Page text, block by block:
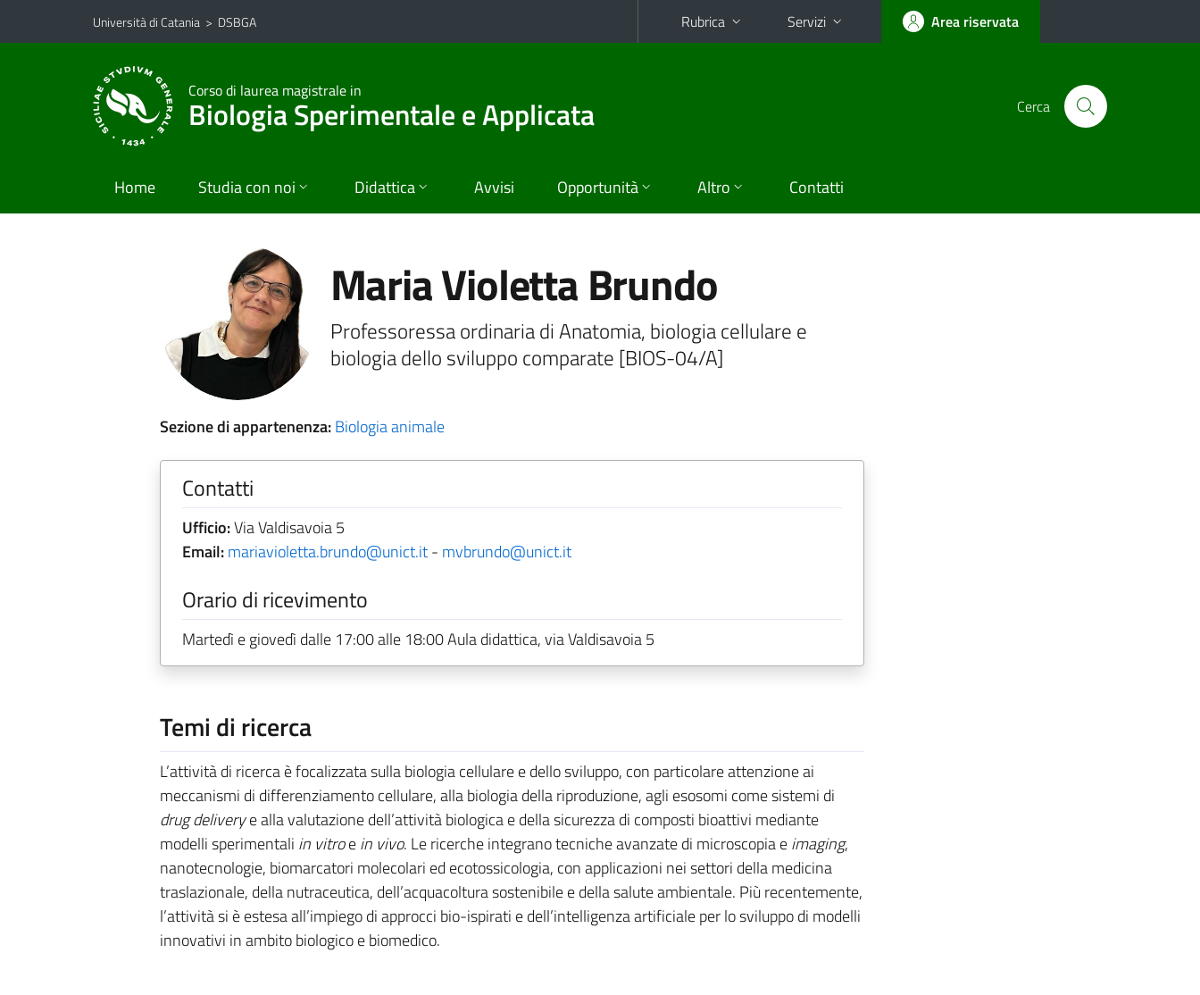
Vai al contenuto principale
Vai al menu di navigazione
Università di Catania > DSBGA Rubrica Servizi Area riservata
Corso di laurea magistrale in
Biologia Sperimentale e Applicata Cerca
Home Studia con noi Didattica Avvisi Opportunità Altro Contatti
Maria Violetta Brundo
Professoressa ordinaria di Anatomia, biologia cellulare e
biologia dello sviluppo comparate [BIOS-04/A]
Sezione di appartenenza:Biologia animale
Contatti
Ufficio:Via Valdisavoia 5
Email:mariavioletta.brundo@unict.it- mvbrundo@unict.it
Orario di ricevimento
Martedì e giovedì dalle 17:00 alle 18:00 Aula didattica, via Valdisavoia 5
Temi di ricerca
L’attività di ricerca è focalizzata sulla biologia cellulare e dello sviluppo, con particolare attenzione ai
meccanismi di differenziamento cellulare, alla biologia della riproduzione, agli esosomi come sistemi di
drug deliverye alla valutazione dell’attività biologica e della sicurezza di composti bioattivi mediante
modelli sperimentali in vitroein vivo. Le ricerche integrano tecniche avanzate di microscopia eimaging,
nanotecnologie, biomarcatori molecolari ed ecotossicologia, con applicazioni nei settori della medicina
traslazionale, della nutraceutica, dell’acquacoltura sostenibile e della salute ambientale. Più recentemente,
l’attività si è estesa all’impiego di approcci bio-ispirati e dell’intelligenza artificiale per lo sviluppo di modelli
innovativi in ambito biologico e biomedico.